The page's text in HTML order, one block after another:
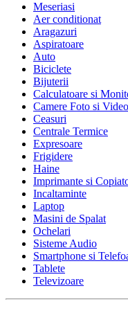
Meseriasi
Aer conditionat
Aragazuri
Aspiratoare
Auto
Biciclete
Bijuterii
Calculatoare si
Camere Foto si Video
Ceasuri
Centrale Termice
Expresoare
Frigidere
Haine
Imprimante si
Incaltaminte
Laptop
Masini de Spalat
Ochelari
Sisteme Audio
Smartphone si
Tablete
Televizoare